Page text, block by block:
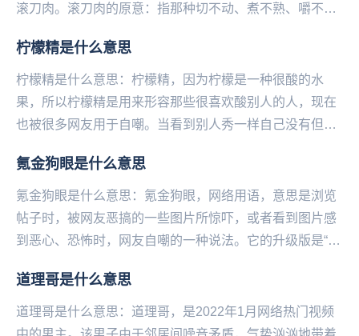
滚刀肉。滚刀肉的原意：指那种切不动、煮不熟、嚼不烂
肉，...
柠檬精是什么意思
柠檬精是什么意思：柠檬精，因为柠檬是一种很酸的水
果，所以柠檬精是用来形容那些很喜欢酸别人的人，现在
也被很多网友用于自嘲。当看到别人秀一样自己没有但却
氪金狗眼是什么意思
氪金狗眼是什么意思：氪金狗眼，网络用语，意思是浏览
帖子时，被网友恶搞的一些图片所惊吓，或者看到图片感
到恶心、恐怖时，网友自嘲的一种说法。它的升级版是“硬
道理哥是什么意思
道理哥是什么意思：道理哥，是2022年1月网络热门视频